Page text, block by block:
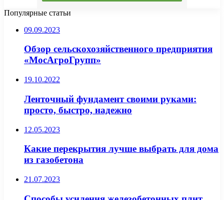
Популярные статьи
09.09.2023
Обзор сельскохозяйственного предприятия
«МосАгроГрупп»
19.10.2022
Ленточный фундамент своими руками:
просто, быстро, надежно
12.05.2023
Какие перекрытия лучше выбрать для дома
из газобетона
21.07.2023